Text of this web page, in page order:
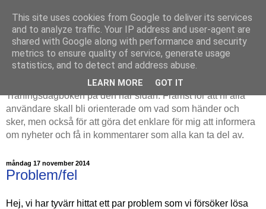
Endurance
Träningsdagboken
Jag tänkte beskriva status kring utveckling av
Träningsdagboken på den här sidan. Främst för att ni alla
användare skall bli orienterade om vad som händer och
sker, men också för att göra det enklare för mig att informera
om nyheter och få in kommentarer som alla kan ta del av.
måndag 17 november 2014
Problem/fel
Hej, vi har tyvärr hittat ett par problem som vi försöker lösa
This site uses cookies from Google to deliver its services
and to analyze traffic. Your IP address and user-agent are
shared with Google along with performance and security
metrics to ensure quality of service, generate usage
statistics, and to detect and address abuse.
LEARN MORE GOT IT